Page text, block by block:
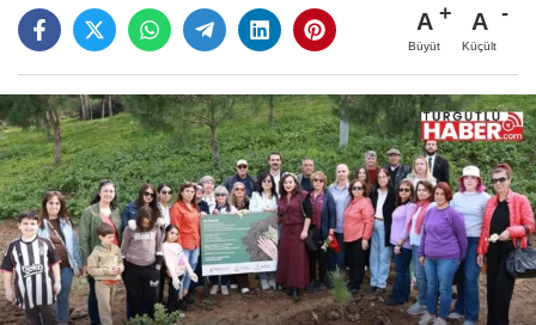
A
Büyüt
A
Küçült